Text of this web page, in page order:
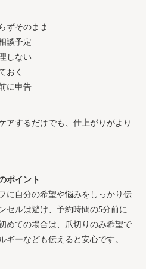
ずそのまま
談予定
しない
おく
に申告
アするだけでも、仕上がりがより
ポイント
に自分の希望や悩みをしっかり伝
セルは避け、予約時間の5分前に
めての場合は、爪切りのみ希望で
ギーなども伝えると安心です。